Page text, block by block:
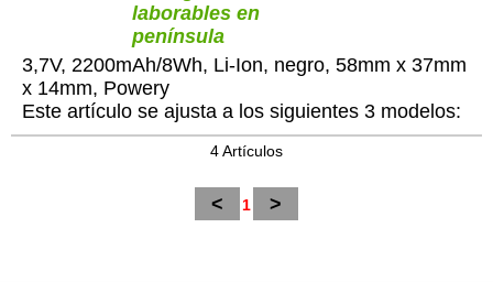
laborables en
península
3,7V, 2200mAh/8Wh, Li-Ion, negro, 58mm x 37mm
x 14mm, Powery
Este artículo se ajusta a los siguientes 3 modelos:
4 Artículos
< 1 >